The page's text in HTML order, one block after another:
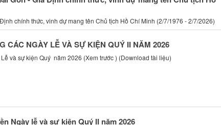
chính thức, vinh dự mang tên Chủ tịch Hồ Chí Minh (2/7/1976 - 2/7/2026)
CÁC NGÀY LỄ VÀ SỰ KIỆN QUÝ II NĂM 2026
và sự kiện Quý năm 2026 (Xem trước ) (Download tài liệu)
Ngày lễ và sự kiện Quý II năm 2026